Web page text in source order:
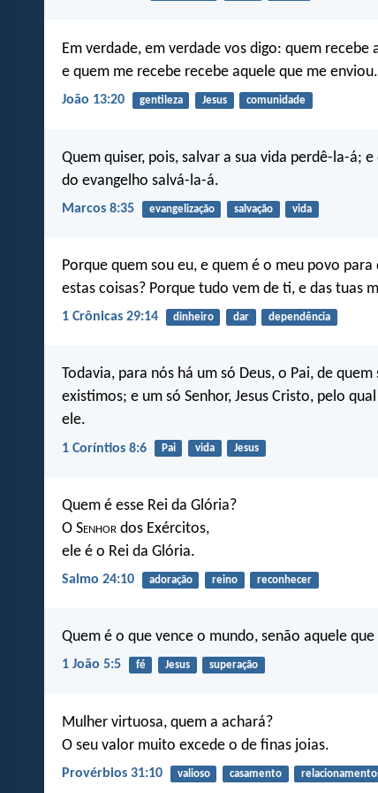
Em verdade, em verdade vos digo: quem recebe
e quem me recebe recebe aquele que me enviou.
João 13:20 gentileza Jesus comunidade
Quem quiser, pois, salvar a sua vida perdê-la-á;
do evangelho salvá-la-á.
Marcos 8:35 evangelização salvação vida
Porque quem sou eu, e quem é o meu povo
estas coisas? Porque tudo vem de ti, e das tuas
1 Crônicas 29:14 dinheiro dar dependência
Todavia, para nós há um só Deus, o Pai, de
existimos; e um só Senhor, Jesus Cristo, pelo
ele.
1 Coríntios 8:6 Pai vida Jesus
Quem é esse Rei da Glória?
O Senhor dos Exércitos,
ele é o Rei da Glória.
Salmo 24:10 adoração reino reconhecer
Quem é o que vence o mundo, senão aquele que
1 João 5:5 fé Jesus superação
Mulher virtuosa, quem a achará?
O seu valor muito excede o de finas joias.
Provérbios 31:10 valioso casamento